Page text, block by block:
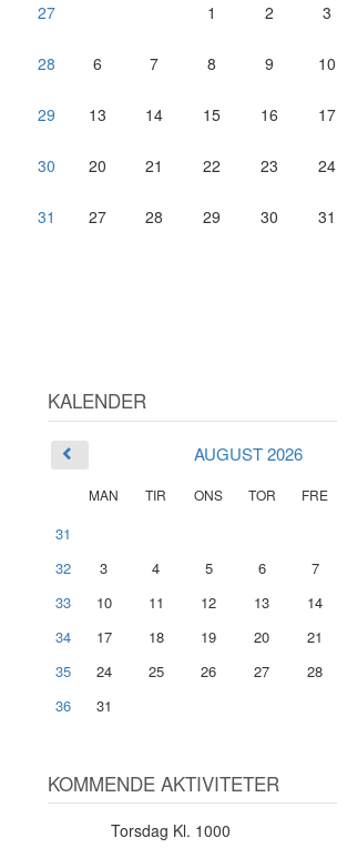
27 1 2 3
28 6 7 8 9 10
29 13 14 15 16 17
30 20 21 22 23 24
31 27 28 29 30 31
KALENDER
AUGUST 2026
MAN TIR ONS TOR FRE
31
32
3 4 5 6 7
33
10 11 12 13 14
34
17 18 19 20 21
35
24 25 26 27 28
36
31
KOMMENDE AKTIVITETER
Torsdag Kl. 1000